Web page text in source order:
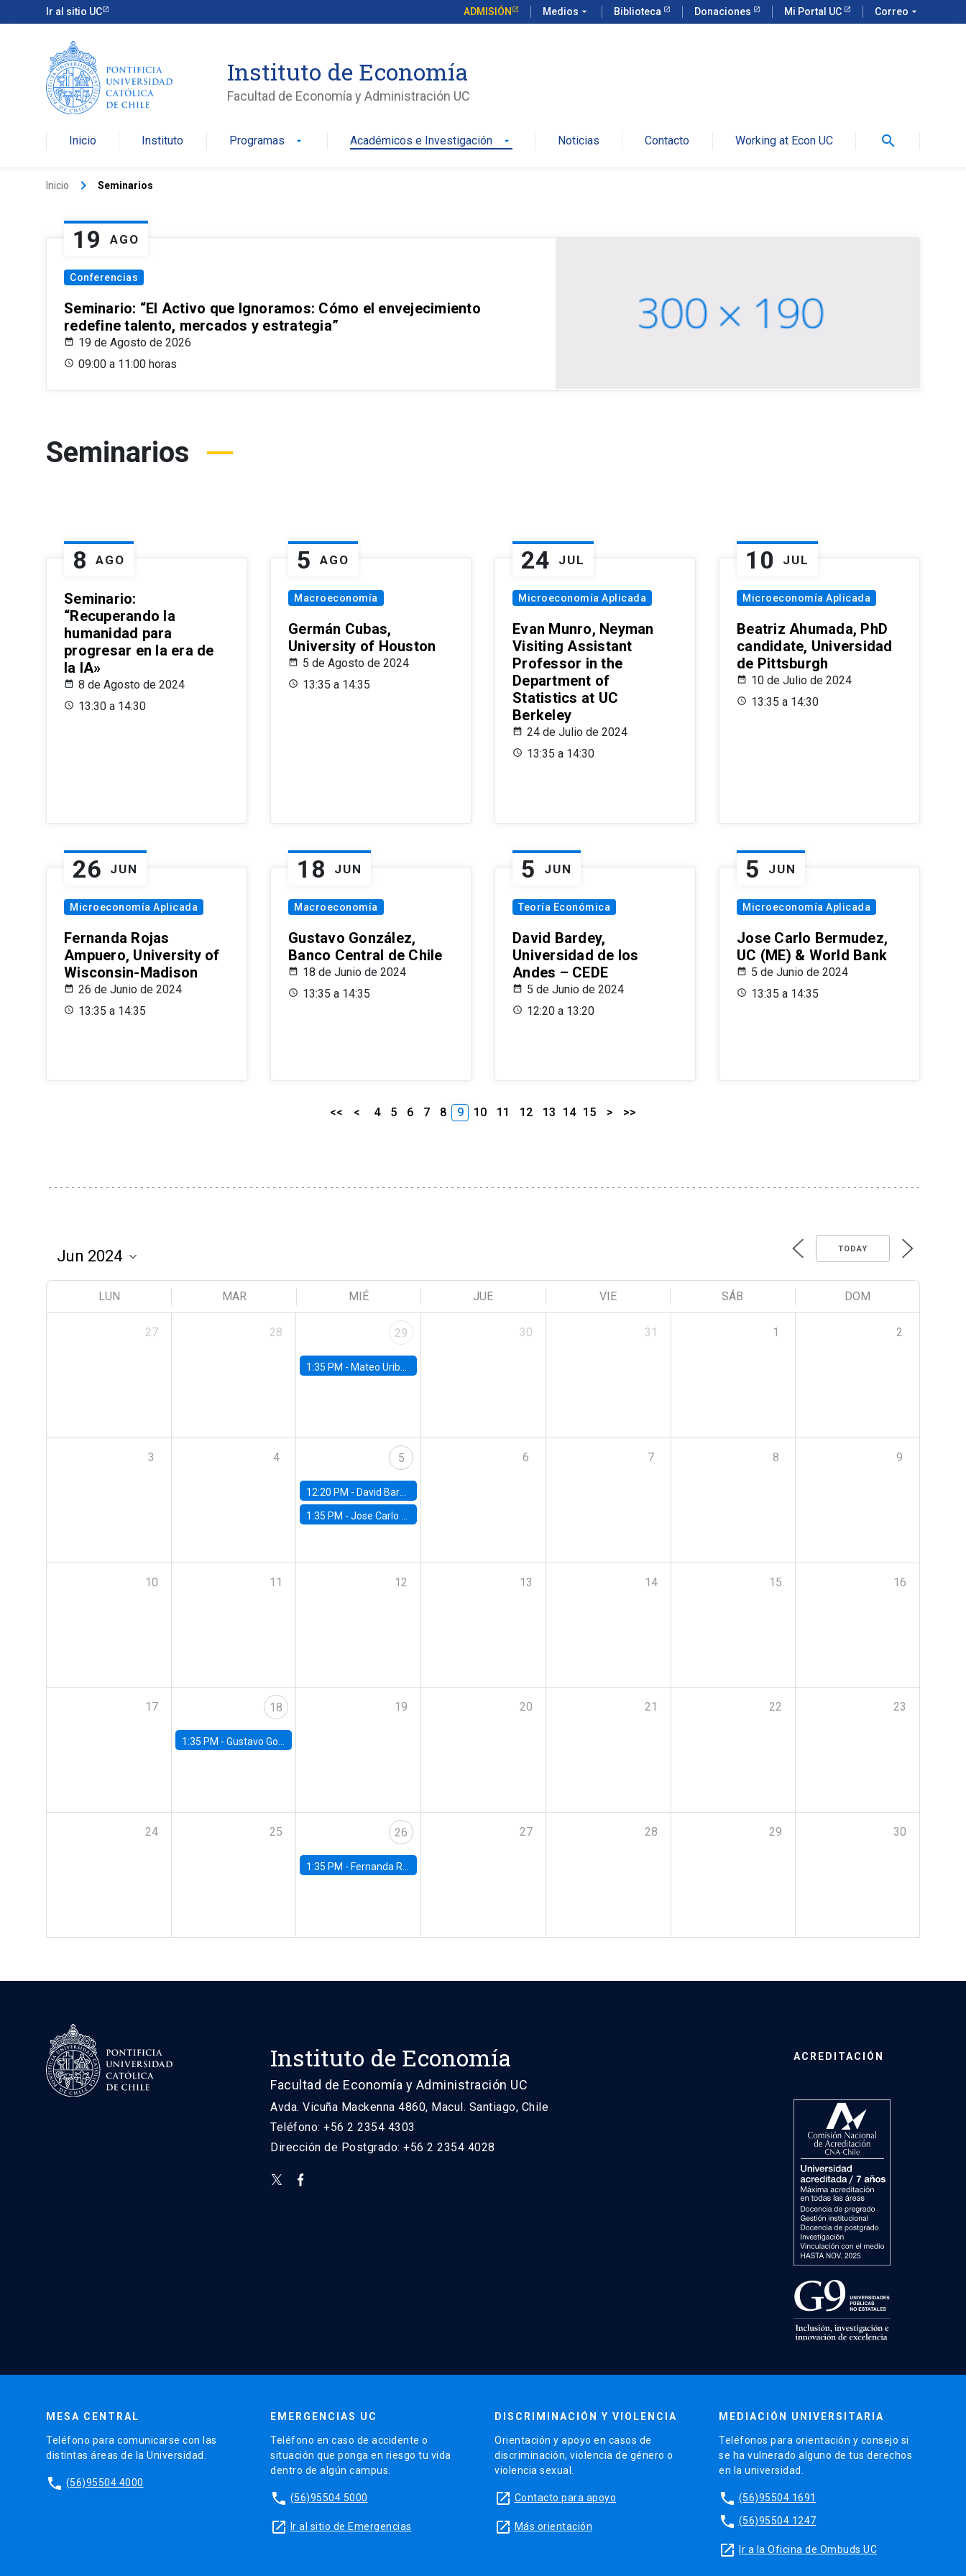
Ir al sitio UC ADMISIÓN Medios arrow_drop_down Biblioteca Donaciones Mi Portal UC Correo arrow_drop_down
Instituto de Economía
Facultad de Economía y Administración UC
Inicio Instituto Programas arrow_drop_down Académicos e Investigación arrow_drop_down Noticias Contacto Working at Econ UC search
Inicio keyboard_arrow_right Seminarios
19 AGO
Conferencias
Seminario: “El Activo que Ignoramos: Cómo el envejecimiento
redefine talento, mercados y estrategia”
19 de Agosto de 2026
09:00 a 11:00 horas
Seminarios
8 AGO
Seminario:
“Recuperando la
humanidad para
progresar en la era de
la IA»
8 de Agosto de 2024
13:30 a 14:30
5 AGO
Macroeconomía
Germán Cubas,
University of Houston
5 de Agosto de 2024
13:35 a 14:35
24 JUL
Microeconomía Aplicada
Evan Munro, Neyman
Visiting Assistant
Professor in the
Department of
Statistics at UC
Berkeley
24 de Julio de 2024
13:35 a 14:30
10 JUL
Microeconomía Aplicada
Beatriz Ahumada, PhD
candidate, Universidad
de Pittsburgh
10 de Julio de 2024
13:35 a 14:30
26 JUN
Microeconomía Aplicada
Fernanda Rojas
Ampuero, University of
Wisconsin-Madison
26 de Junio de 2024
13:35 a 14:35
18 JUN
Macroeconomía
Gustavo González,
Banco Central de Chile
18 de Junio de 2024
13:35 a 14:35
5 JUN
Teoría Económica
David Bardey,
Universidad de los
Andes – CEDE
5 de Junio de 2024
12:20 a 13:20
5 JUN
Microeconomía Aplicada
Jose Carlo Bermudez,
UC (ME) & World Bank
5 de Junio de 2024
13:35 a 14:35
<< < 4 5 6 7 8 9 10 11 12 13 14 15 > >>
TODAY
LUN MAR MIÉ JUE VIE SÁB DOM
27 28 29
1:35 PM - Mateo Uribe-Castro, Universidad de los Andes (Colombia)
30 31 1 2
3 4 5
12:20 PM - David Bardey, Universidad de los Andes - CEDE
1:35 PM -Jose Carlo Bermudez, UC (ME) & World Bank
6 7 8 9
10 11 12 13 14 15 16
17 18
1:35 PM - Gustavo González, Banco Central de Chile
19 20 21 22 23
24 25 26
1:35 PM - Fernanda Rojas Ampuero, University of Wisconsin-Madison
27 28 29 30
Instituto de Economía
Facultad de Economía y Administración UC
Avda. Vicuña Mackenna 4860, Macul. Santiago, Chile
Teléfono: +56 2 2354 4303
Dirección de Postgrado: +56 2 2354 4028
ACREDITACIÓN
MESA CENTRAL
Teléfono para comunicarse con las
distintas áreas de la Universidad.
phone (56)95504 4000
EMERGENCIAS UC
Teléfono en caso de accidente o
situación que ponga en riesgo tu vida
dentro de algún campus.
phone (56)95504 5000
launch Ir al sitio de Emergencias
DISCRIMINACIÓN Y VIOLENCIA
Orientación y apoyo en casos de
discriminación, violencia de género o
violencia sexual.
launch Contacto para apoyo
launch Más orientación
MEDIACIÓN UNIVERSITARIA
Teléfonos para orientación y consejo si
se ha vulnerado alguno de tus derechos
en la universidad.
phone (56)95504 1691
phone (56)95504 1247
launch Ir a la Oficina de Ombuds UC